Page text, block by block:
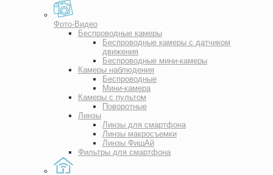
Фото-Видео
Беспроводные камеры
Беспроводные камеры с датчиком
движения
Беспроводные мини-камеры
Камеры наблюдения
Беспроводные
Мини-камера
Камеры с пультом
Поворотные
Линзы
Линзы для смартфона
Линзы макросъемки
Линзы ФишАй
Фильтры для смартфона